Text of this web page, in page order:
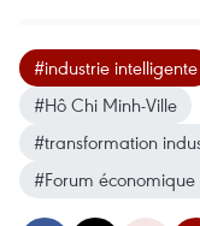
#industrie intelligente
#Hô Chi Minh-Ville
#transformation
#Forum